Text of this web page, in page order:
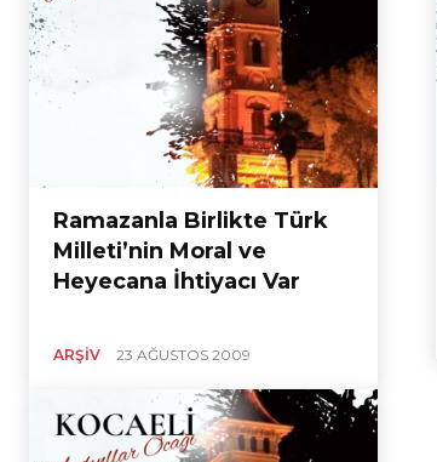
Ramazanla Birlikte Türk
Milleti’nin Moral ve
Heyecana İhtiyacı Var
ARŞIV 23 AĞUSTOS 2009